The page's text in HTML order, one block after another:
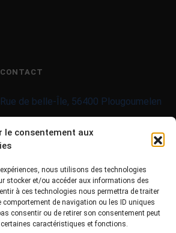
le consentement aux
nous utilisons des technologies
stocker et/ou accéder aux informations des
à ces technologies nous permettra de traiter
comportement de navigation ou les ID uniques
consentir ou de retirer son consentement peut
caractéristiques et fonctions.
de belle-Île, 56400 Plougoumelen